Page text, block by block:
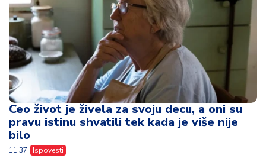
Ceo život je živela za svoju decu, a oni su
pravu istinu shvatili tek kada je više nije
bilo
11:37 Ispovesti